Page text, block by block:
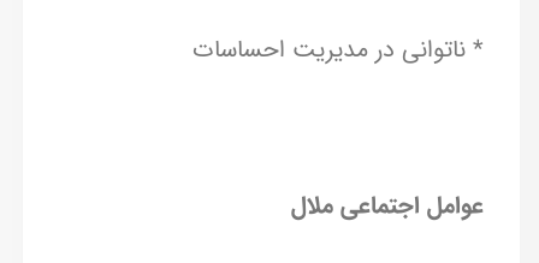
* ناتوانی در مدیریت احساسات
عوامل اجتماعی ملال